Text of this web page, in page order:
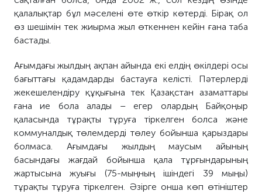
қалалықтар бұл мәселені өте өткір көтерді. Бірақ ол
өз шешімін тек жиырма жыл өткеннен кейін ғана таба
бастады.
Ағымдағы жылдың ақпан айында екі елдің өкілдері осы
бағыттағы қадамдарды бастауға келісті. Пәтерлерді
жекешелендіру құқығына тек Қазақстан азаматтары
ғана ие бола алады – егер олардың Байқоңыр
қаласында тұрақты тұруға тіркелген болса және
коммуналдық төлемдерді төлеу бойынша қарыздары
болмаса. Ағымдағы жылдың маусым айының
басындағы жағдай бойынша қала тұрғындарының
жартысына жуығы (75-мыңның ішіндегі 39 мыңы)
тұрақты тұруға тіркелген. Әзірге онша көп өтініштер